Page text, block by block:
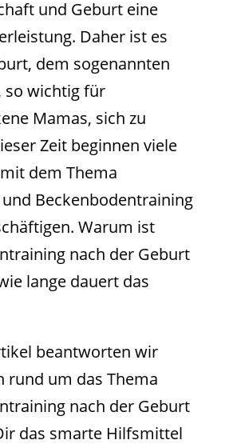
und Geburt eine
Daher ist es
dem sogenannten
so wichtig für
Mamas, sich zu
Zeit beginnen viele
dem Thema
Beckenbodentraining
Warum ist
nach der Geburt
lange dauert das
beantworten wir
rund um das Thema
nach der Geburt
das smarte Hilfsmittel